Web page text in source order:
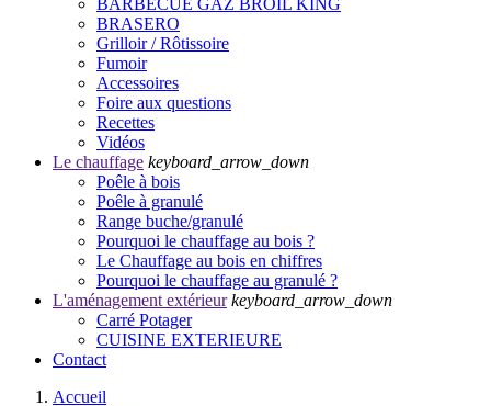
BRASERO
Grilloir / Rôtissoire
Fumoir
Accessoires
Foire aux questions
Recettes
Vidéos
Le chauffage keyboard_arrow_down
Poêle à bois
Poêle à granulé
Range buche/granulé
Pourquoi le chauffage au bois ?
Le Chauffage au bois en chiffres
Pourquoi le chauffage au granulé ?
L'aménagement extérieur keyboard_arrow_down
Carré Potager
CUISINE EXTERIEURE
Contact
Accueil